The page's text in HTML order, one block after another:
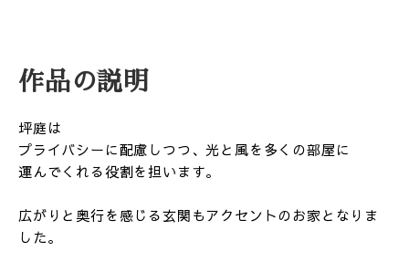
作品の説明
坪庭は
プライバシーに配慮しつつ、光と風を多くの部屋に
運んでくれる役割を担います。
広がりと奥行を感じる玄関もアクセントのお家となりま
した。